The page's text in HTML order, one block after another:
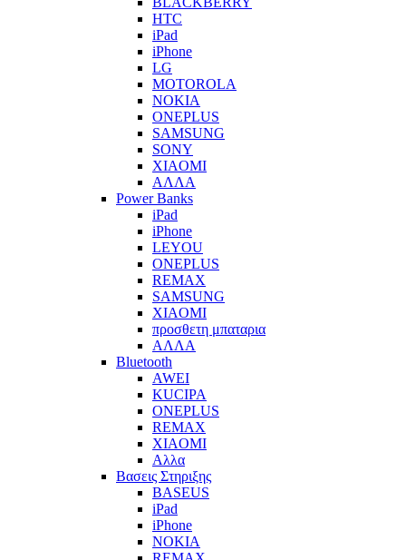
HTC
iPad
iPhone
LG
MOTOROLA
NOKIA
ONEPLUS
SAMSUNG
SONY
XIAOMI
ΑΛΛΑ
Power Banks
iPad
iPhone
LEYOU
ONEPLUS
REMAX
SAMSUNG
XIAOMI
προσθετη μπαταρια
ΑΛΛΑ
Bluetooth
AWEI
KUCIPA
ONEPLUS
REMAX
XIAOMI
Αλλα
Βασεις Στηριξης
BASEUS
iPad
iPhone
NOKIA